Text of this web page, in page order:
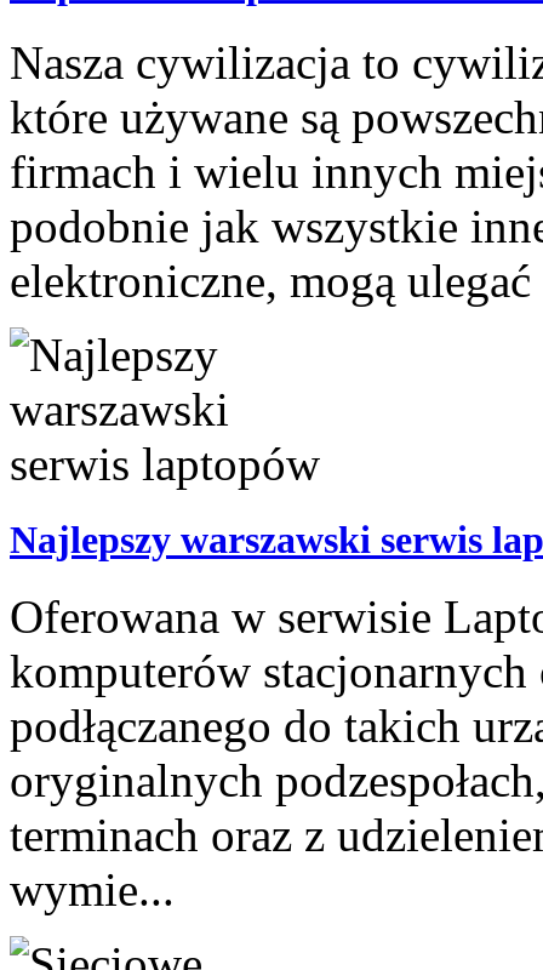
Nasza cywilizacja to
które używane są
firmach i wielu innych
podobnie jak wszystkie
elektroniczne, mogą
Najlepszy warszawski serwis
Oferowana w serwisie
komputerów
podłączanego do takich
oryginalnych
terminach oraz z
wymie...